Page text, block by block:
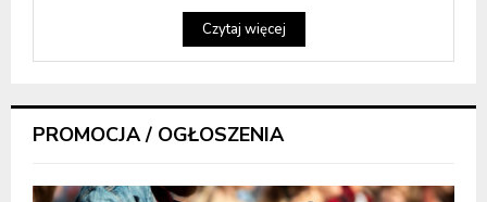
Czytaj więcej
PROMOCJA / OGŁOSZENIA